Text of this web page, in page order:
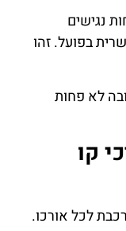
נגישים
בפועל. זהו
לא פחות
קו
לכל אורכו.